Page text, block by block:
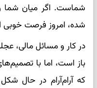
شماست. اگر میان شما
شده، امروز فرصت خوبی
در کار و مسائل مالی،
باز است، اما با
که آرام‌آرام در حال